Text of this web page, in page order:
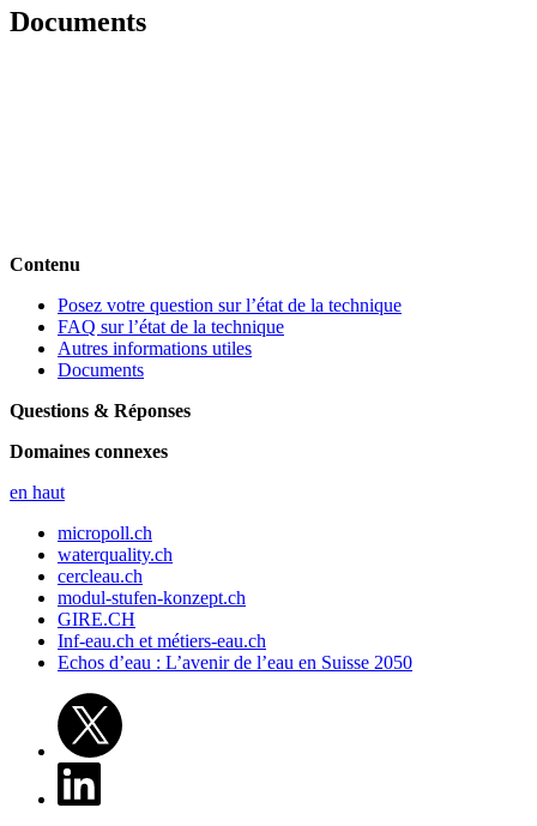
Documents
Contenu
Posez votre question sur l’état de la technique
FAQ sur l’état de la technique
Autres informations utiles
Documents
Questions & Réponses
Domaines connexes
en haut
micropoll.ch
waterquality.ch
cercleau.ch
modul-stufen-konzept.ch
GIRE.CH
Inf-eau.ch et métiers-eau.ch
Echos d’eau : L’avenir de l’eau en Suisse 2050